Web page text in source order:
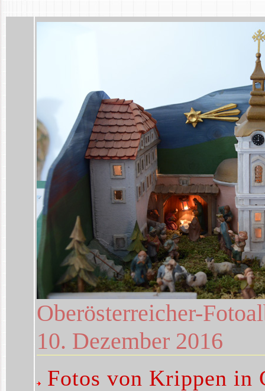
Oberösterreicher-
10. Dezember 2016
Fotos von Krippen in